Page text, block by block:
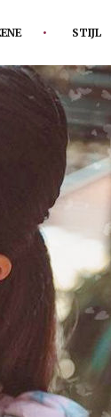
STIJL